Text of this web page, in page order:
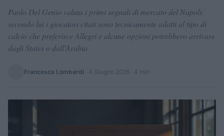
Paolo Del Genio valuta i primi segnali di mercato del Napoli:
secondo lui i giocatori citati sono tecnicamente adatti al tipo di
calcio che preferisce Allegri e alcune opzioni potrebbero arrivare
dagli States o dall'Arabia
Francesca Lombardi 4 Giugno 2026 · 4 min